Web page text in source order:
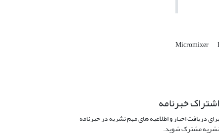
Micromixer
اشتراک خبرنامه
برای دریافت اخبار و اطلاعیه های مهم نشریه در خبرنامه
نشریه مشترک شوید.